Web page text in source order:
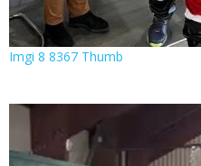
Imgi 8 8367 Thumb